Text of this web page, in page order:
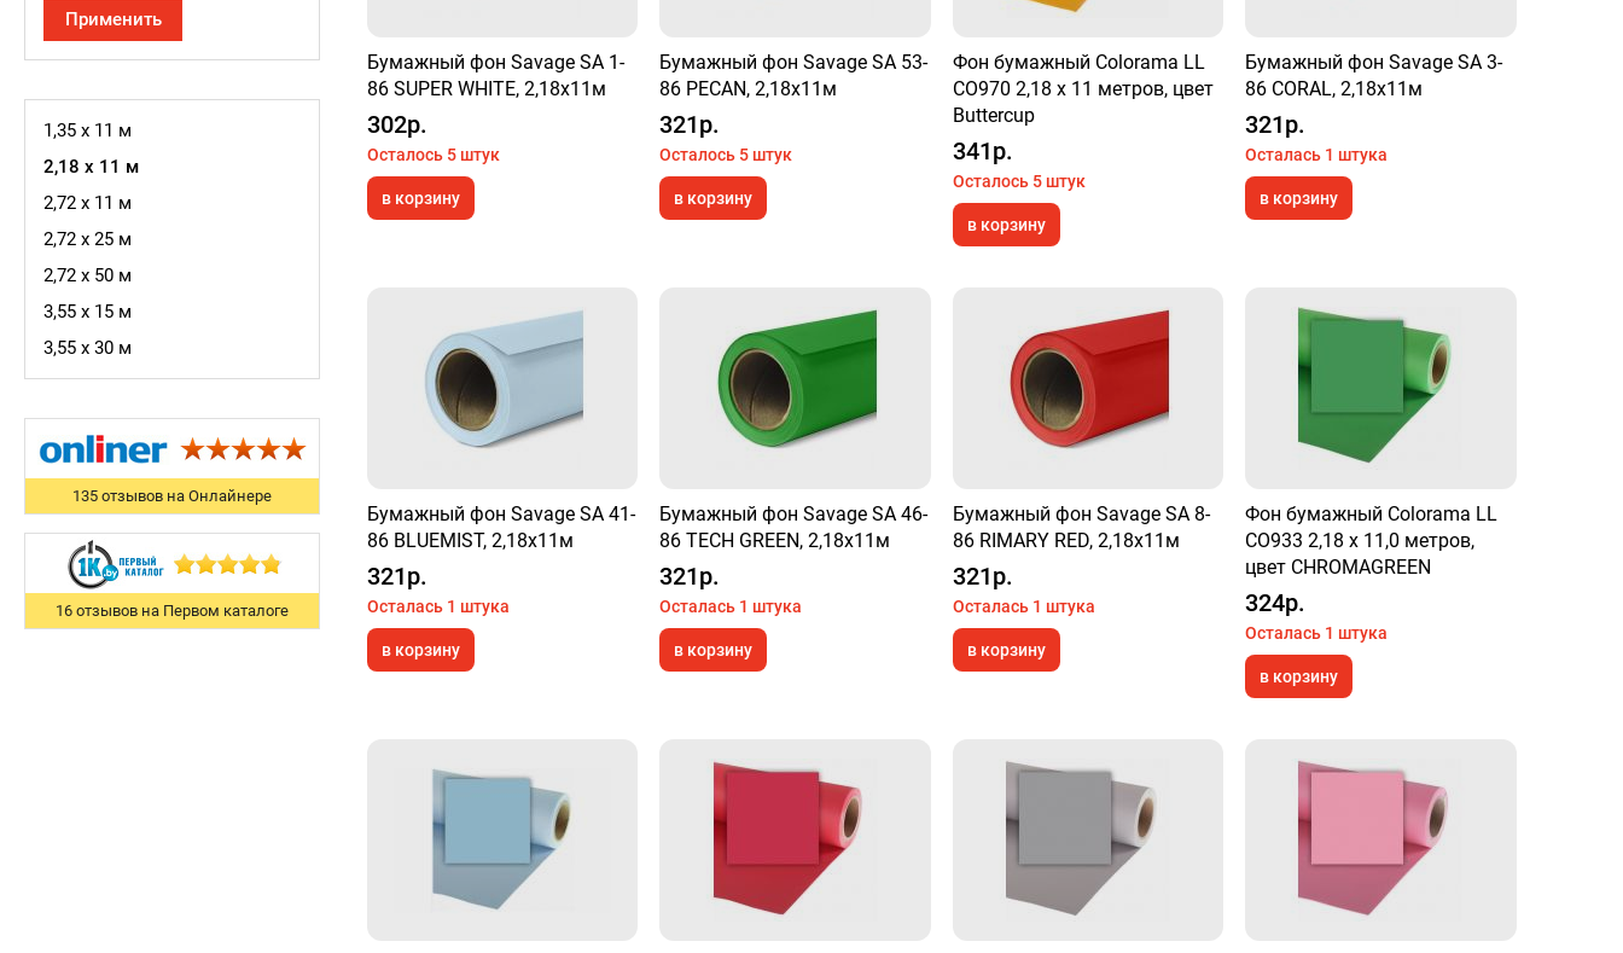
Бумажный фон Savage SA 1-
86 SUPER WHITE, 2,18х11м
302р.
Осталось 5 штук
в корзину
Бумажный фон Savage SA 53-
86 PECAN, 2,18х11м
321р.
Осталось 5 штук
в корзину
Фон бумажный Colorama LL
CO970 2,18 x 11 метров, цвет
Buttercup
341р.
Осталось 5 штук
в корзину
Бумажный фон Savage SA 3-
86 CORAL, 2,18х11м
321р.
Осталась 1 штука
в корзину
Бумажный фон Savage SA 41-
86 BLUEMIST, 2,18х11м
321р.
Осталась 1 штука
в корзину
Бумажный фон Savage SA 46-
86 TECH GREEN, 2,18х11м
321р.
Осталась 1 штука
в корзину
Бумажный фон Savage SA 8-
86 RIMARY RED, 2,18х11м
321р.
Осталась 1 штука
в корзину
Фон бумажный Colorama LL
CO933 2,18 х 11,0 метров,
цвет CHROMAGREEN
324р.
Осталась 1 штука
в корзину
1,35 x 11 м
2,18 х 11 м
2,72 х 11 м
2,72 х 25 м
2,72 х 50 м
3,55 х 15 м
3,55 х 30 м
135 отзывов на Онлайнере
16 отзывов на Первом каталоге